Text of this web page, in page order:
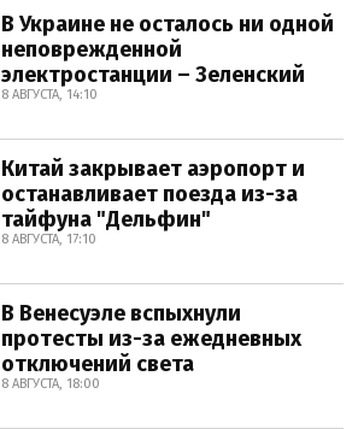
В Украине не осталось ни одной
неповрежденной
электростанции – Зеленский
8 АВГУСТА, 14:10
Китай закрывает аэропорт и
останавливает поезда из-за
тайфуна "Дельфин"
8 АВГУСТА, 17:10
В Венесуэле вспыхнули
протесты из-за ежедневных
отключений света
8 АВГУСТА, 18:00